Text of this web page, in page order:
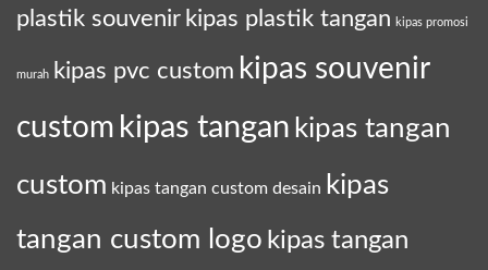
plastik souvenir kipas plastik tangan kipas promosi
murah kipas pvc custom kipas souvenir
custom kipas tangan kipas tangan
custom kipas tangan custom desain kipas
tangan custom logo kipas tangan